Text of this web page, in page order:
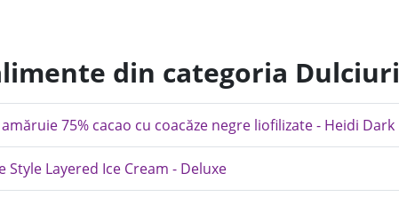
din categoria Dulciuri
75% cacao cu coacăze negre liofilizate - Heidi Dark
Style Layered Ice Cream - Deluxe